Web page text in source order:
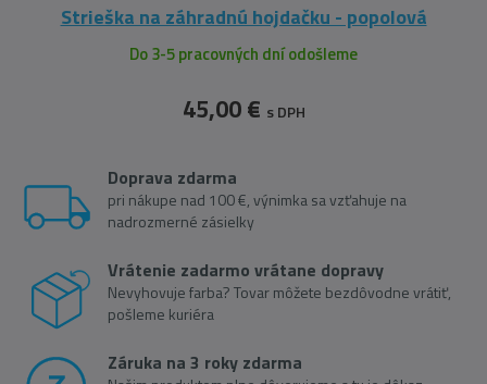
​Strieška na záhradnú hojdačku - popolová
Do 3-5 pracovných dní odošleme
45,00 € s DPH
Doprava zdarma
pri nákupe nad 100 €, výnimka sa vzťahuje na
nadrozmerné zásielky
Vrátenie zadarmo vrátane dopravy
Nevyhovuje farba? Tovar môžete bezdôvodne vrátiť,
pošleme kuriéra
Záruka na 3 roky zdarma